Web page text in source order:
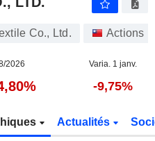
Co., Ltd. Actions
2026 Varia. 1 janv.
-9,75%
Actualités